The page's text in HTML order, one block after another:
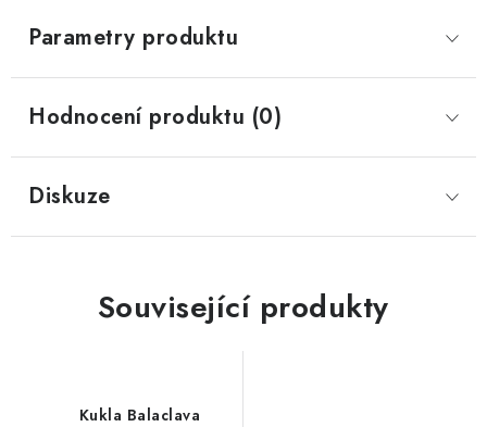
Parametry produktu
Hodnocení produktu (0)
Diskuze
Související produkty
Kukla Balaclava